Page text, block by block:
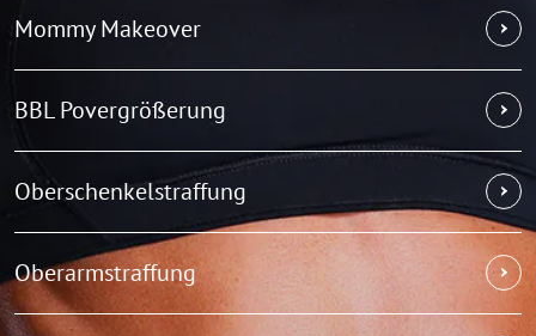
Mommy Makeover
BBL Povergrößerung
Oberschenkelstraffung
Oberarmstraffung